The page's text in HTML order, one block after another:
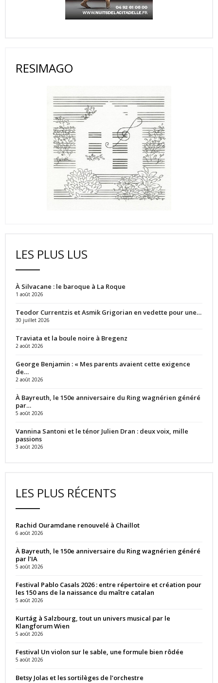
RESIMAGO
LES PLUS LUS
À Silvacane : le baroque à La Roque
1 août 2026
Teodor Currentzis et Asmik Grigorian en vedette pour une…
30 juillet 2026
Traviata et la boule noire à Bregenz
2 août 2026
George Benjamin : « Mes parents avaient cette exigence
de…
2 août 2026
À Bayreuth, le 150e anniversaire du Ring wagnérien généré
par…
5 août 2026
Vannina Santoni et le ténor Julien Dran : deux voix, mille
passions
3 août 2026
LES PLUS RÉCENTS
Rachid Ouramdane renouvelé à Chaillot
6 août 2026
À Bayreuth, le 150e anniversaire du Ring wagnérien généré
par l’IA
5 août 2026
Festival Pablo Casals 2026 : entre répertoire et création pour
les 150 ans de la naissance du maître catalan
5 août 2026
Kurtág à Salzbourg, tout un univers musical par le
Klangforum Wien
5 août 2026
Festival Un violon sur le sable, une formule bien rôdée
5 août 2026
Betsy Jolas et les sortilèges de l’orchestre